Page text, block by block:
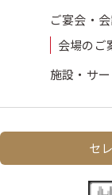
ご宴会・
会場のご
施設・サ
セ